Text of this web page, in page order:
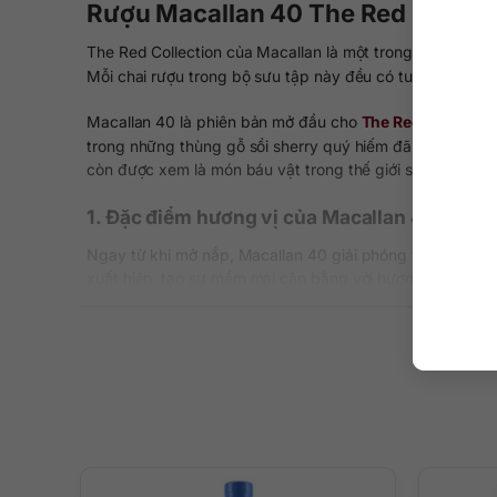
Rượu Macallan 40 The Red
The Red Collection của Macallan là một trong những
Mỗi chai rượu trong bộ sưu tập này đều có tuổi đời ít
Macallan 40 là phiên bản mở đầu cho The Red Collection
trong những thùng gỗ sồi sherry quý hiếm đã tạo ra
còn được xem là món báu vật trong thế giới sưu tầm rượu
1. Đặc điểm hương vị của Macallan 40
Ngay từ khi mở nắp, Macallan 40 giải phóng tầng
xuất hiện, tạo sự mềm mại cân bằng với hương gia vị
mở ra sự ấm áp của trái cây chín
Hậu vị kéo dài, mượt mà với sự lan tỏa của gỗ sồi, ca